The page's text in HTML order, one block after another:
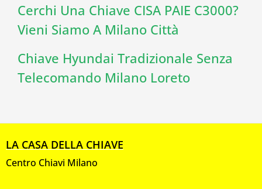
Cerchi Una Chiave CISA PAIE C3000?
Vieni Siamo A Milano Città
Chiave Hyundai Tradizionale Senza
Telecomando Milano Loreto
LA CASA DELLA CHIAVE
Centro Chiavi Milano